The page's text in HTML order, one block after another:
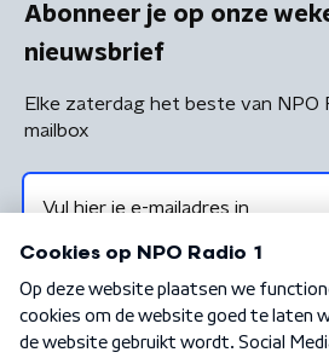
Abonneer je op onze
nieuwsbrief
Elke zaterdag het beste van NPO
mailbox